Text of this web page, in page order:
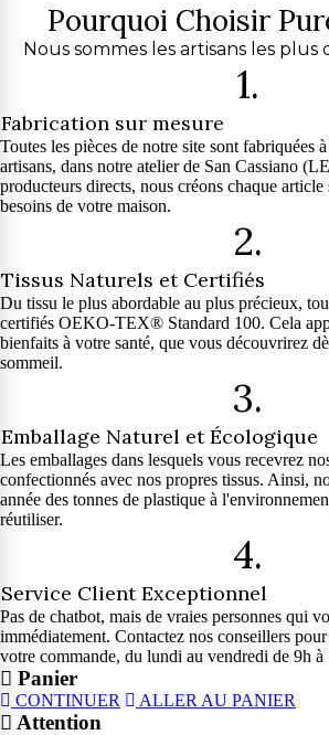
Pourquoi Choisir
Nous sommes les artisans les plus
1.
Fabrication sur mesure
Toutes les pièces de notre site sont fabriquées
artisans, dans notre atelier de San Cassiano
producteurs directs, nous créons chaque article
besoins de votre maison.
2.
Tissus Naturels et Certifiés
Du tissu le plus abordable au plus précieux,
certifiés OEKO-TEX® Standard 100. Cela
bienfaits à votre santé, que vous découvrirez
sommeil.
3.
Emballage Naturel et Écologique
Les emballages dans lesquels vous recevrez
confectionnés avec nos propres tissus. Ainsi,
année des tonnes de plastique à
réutiliser.
4.
Service Client Exceptionnel
Pas de chatbot, mais de vraies personnes qui
immédiatement. Contactez nos conseillers
votre commande, du lundi au vendredi de 9h à
Panier
CONTINUER ALLER AU PANIER
Attention